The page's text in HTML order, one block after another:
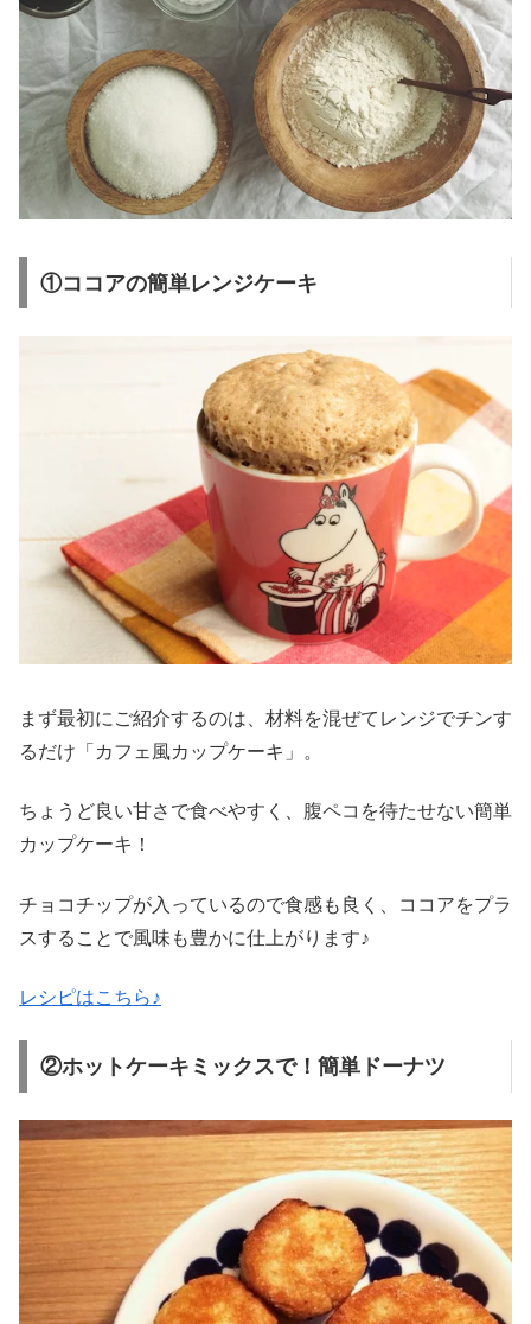
①ココアの簡単レンジケーキ
まず最初にご紹介するのは、材料を混ぜてレンジでチンす
るだけ「カフェ風カップケーキ」。
ちょうど良い甘さで食べやすく、腹ペコを待たせない簡単
カップケーキ！
チョコチップが入っているので食感も良く、ココアをプラ
スすることで風味も豊かに仕上がります♪
レシピはこちら♪
②ホットケーキミックスで！簡単ドーナツ